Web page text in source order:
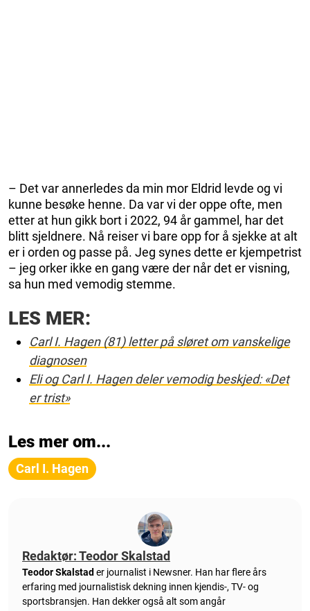
– Det var annerledes da min mor Eldrid levde og vi
kunne besøke henne. Da var vi der oppe ofte, men
etter at hun gikk bort i 2022, 94 år gammel, har det
blitt sjeldnere. Nå reiser vi bare opp for å sjekke at alt
er i orden og passe på. Jeg synes dette er kjempetrist
– jeg orker ikke en gang være der når det er visning,
sa hun med vemodig stemme.
LES MER:
Carl I. Hagen (81) letter på sløret om vanskelige
diagnosen
Eli og Carl I. Hagen deler vemodig beskjed: «Det
er trist»
Les mer om...
Carl I. Hagen
Redaktør: Teodor Skalstad
Teodor Skalstad er journalist i Newsner. Han har flere års
erfaring med journalistisk dekning innen kjendis-, TV- og
sportsbransjen. Han dekker også alt som angår